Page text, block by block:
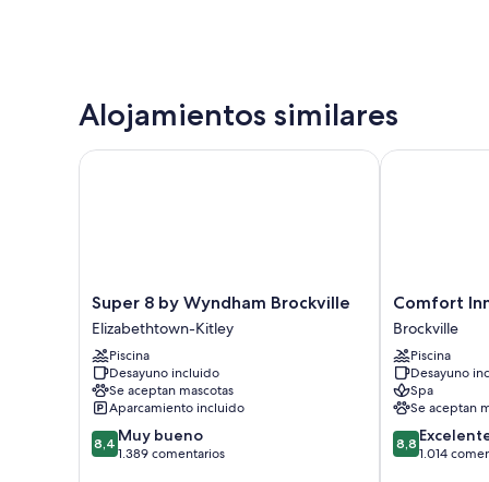
Alojamientos similares
Super
8
by
Wyndham
Brockville
Elizabethtown-
Kitley
Super 8 by Wyndham Brockville
Elizabethtown-Kitley
Piscina
Desayuno incluido
Se aceptan mascotas
Aparcamiento incluido
8.4
sobre
8,4 Muy bueno
1.389 comentarios
Super 8 by Wyndham Brockville
Comfort
Inn
Brockville
Brockville
Comfort
Brockville
Piscina
Desayuno
Spa
Se aceptan
8.8
sobre
8,8
1.014
Comfort Inn